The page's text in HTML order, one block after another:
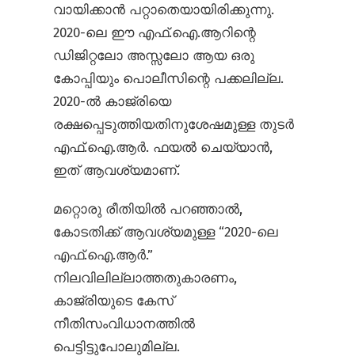
വായിക്കാൻ പറ്റാതെയായിരിക്കുന്നു.
2020-ലെ ഈ എഫ്.ഐ.ആറിന്റെ
ഡിജിറ്റലോ അസ്സലോ ആയ ഒരു
കോപ്പിയും പൊലീസിന്റെ പക്കലില്ല.
2020-ൽ കാജ്രിയെ
രക്ഷപ്പെടുത്തിയതിനുശേഷമുള്ള തുടർ
എഫ്.ഐ.ആർ. ഫയൽ ചെയ്യാൻ,
ഇത് ആവശ്യമാണ്.
മറ്റൊരു രീതിയിൽ പറഞ്ഞാൽ,
കോടതിക്ക് ആവശ്യമുള്ള “2020-ലെ
എഫ്.ഐ.ആർ.”
നിലവിലില്ലാത്തതുകാരണം,
കാജ്രിയുടെ കേസ്
നീതിസംവിധാനത്തിൽ
പെട്ടിട്ടുപോലുമില്ല.